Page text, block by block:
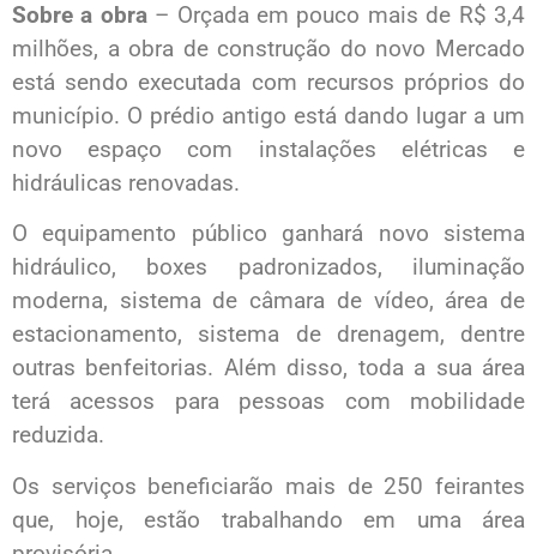
Sobre a obra– Orçada em pouco mais de R$ 3,4
milhões, a obra de construção do novo Mercado
está sendo executada com recursos próprios do
município. O prédio antigo está dando lugar a um
novo espaço com instalações elétricas e
hidráulicas renovadas.
O equipamento público ganhará novo sistema
hidráulico, boxes padronizados, iluminação
moderna, sistema de câmara de vídeo, área de
estacionamento, sistema de drenagem, dentre
outras benfeitorias. Além disso, toda a sua área
terá acessos para pessoas com mobilidade
reduzida.
Os serviços beneficiarão mais de 250 feirantes
que, hoje, estão trabalhando em uma área